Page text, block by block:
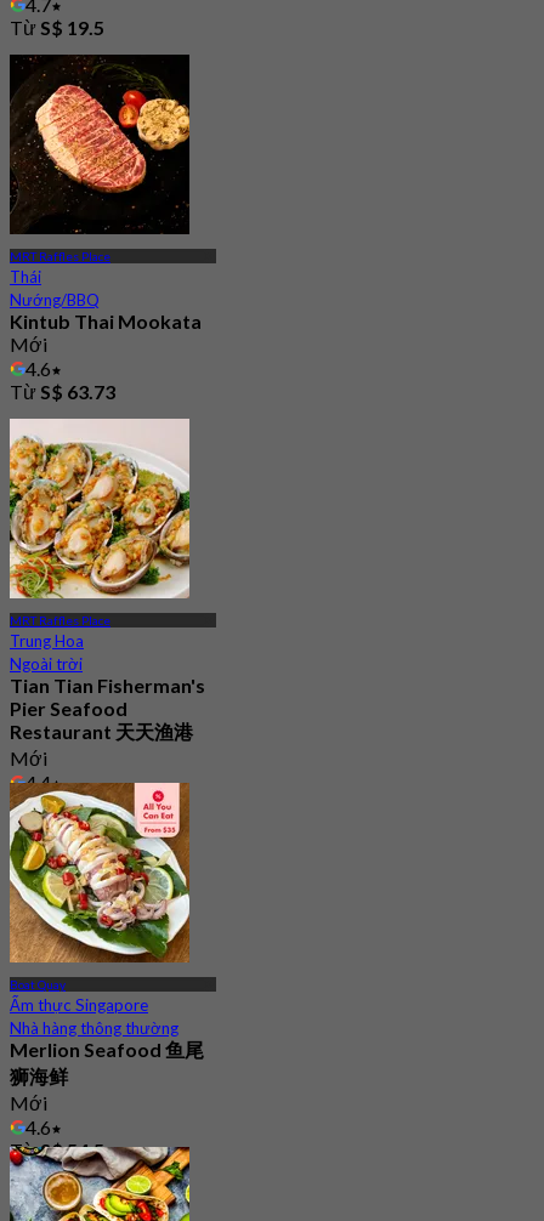
4.7
Từ S$ 19.5
MRT Raffles Place
Thái
Nướng/BBQ
Kintub Thai Mookata
Mới
4.6
Từ S$ 63.73
MRT Raffles Place
Trung Hoa
Ngoài trời
Tian Tian Fisherman's
Pier Seafood
Restaurant 天天渔港
Mới
4.4
TừS$ 29.5
Boat Quay
Ẩm thực Singapore
Nhà hàng thông thường
Merlion Seafood 鱼尾
狮海鲜
Mới
4.6
TừS$ 54.5